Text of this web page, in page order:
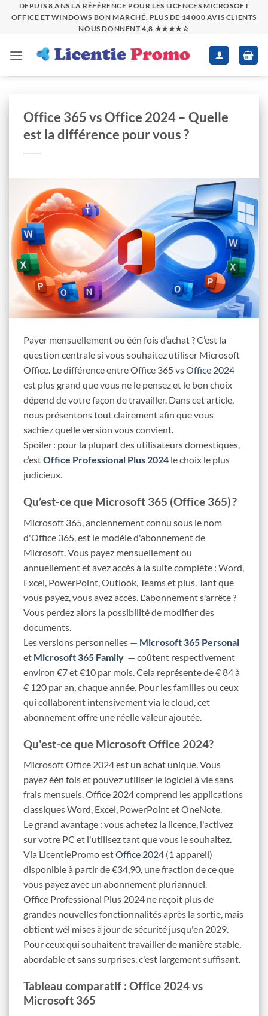
PasserDEPUIS 8 ANS LA RÉFÉRENCE POUR LES LICENCES MICROSOFT
OFFICE ET WINDOWS BON MARCHÉ. PLUS DE 14 000 AVIS CLIENTS
NOUS DONNENT 4,8 ★★★★☆
Office 365 vs Office 2024 – Quelle
est la différence pour vous ?
Payer mensuellement ou één fois d’achat ? C’est la
question centrale si vous souhaitez utiliser Microsoft
Office. Ledifférence entre Office 365 vsOffice 2024
est plus grand que vous ne le pensez et le bon choix
dépend de votre façon de travailler. Dans cet article,
nous présentons tout clairement afin que vous
sachiez quelle version vous convient.
Spoiler : pour la plupart des utilisateurs domestiques,
c’estOffice Professional Plus 2024 lechoix le plus
judicieux.
Qu’est-ce que Microsoft 365 (Office 365) ?
Microsoft 365, anciennement connu sous le nom
d'Office 365, est le modèle d'abonnementde
Microsoft. Vous payez mensuellement ou
annuellement et avez accès à la suite complète : Word,
Excel, PowerPoint, Outlook, Teams et plus. Tant que
vous payez, vous avez accès. L'abonnement s'arrête ?
Vous perdez alors la possibilité de modifier des
documents.
Les versions personnelles — Microsoft 365 Personal
et Microsoft 365 Family — coûtent respectivement
environ €7 et €10 par mois. Cela représente de € 84 à
€ 120 par an, chaque année. Pour les familles ou ceux
qui collaborent intensivement via le cloud, cet
abonnement offre une réelle valeur ajoutée.
Qu'est-ce que Microsoft Office 2024?
Microsoft Office 2024 est un achat unique. Vous
payez één fois et pouvez utiliser le logiciel à vie sans
frais mensuels. Office 2024 comprend les applications
classiques Word, Excel, PowerPoint et OneNote.
Le grand avantage : vous achetez la licence, l'activez
sur votre PC et l'utilisez tant que vous le souhaitez.
Via LicentiePromo estOffice 2024 (1 appareil)
disponible à partir de €34,90, une fraction de ce que
vous payez avec un abonnement pluriannuel.
Office Professional Plus 2024 ne reçoit plus de
grandes nouvelles fonctionnalités après la sortie, mais
obtient wél mises à jour de sécurité jusqu'en 2029.
Pour ceux qui souhaitent travailler de manière stable,
abordable et sans surprises, c'est largement suffisant.
Tableau comparatif : Office 2024 vs
Microsoft 365